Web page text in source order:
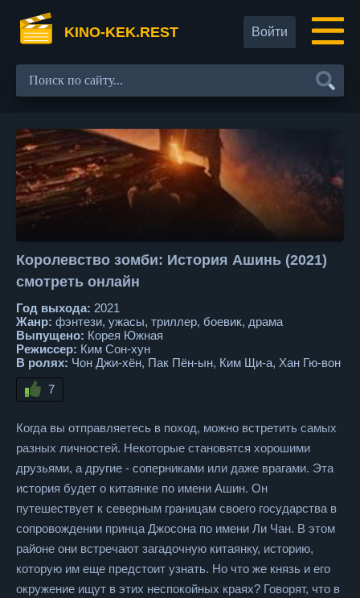
KINO-KEK.REST Войти
Королевство зомби: История Ашинь (2021)
смотреть онлайн
Год выхода: 2021
Жанр: фэнтези, ужасы, триллер, боевик, драма
Выпущено: Корея Южная
Режиссер: Ким Сон-хун
В ролях: Чон Джи-хён, Пак Пён-ын, Ким Щи-а, Хан Гю-вон
7
Когда вы отправляетесь в поход, можно встретить самых
разных личностей. Некоторые становятся хорошими
друзьями, а другие - соперниками или даже врагами. Эта
история будет о китаянке по имени Ашин. Он
путешествует к северным границам своего государства в
сопровождении принца Джосона по имени Ли Чан. В этом
районе они встречают загадочную китаянку, историю,
которую им еще предстоит узнать. Но что же князь и его
окружение ищут в этих неспокойных краях? Говорят, что в